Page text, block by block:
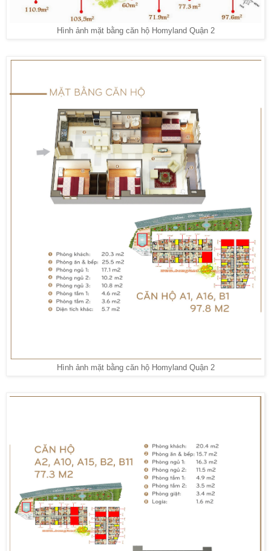
Hình ảnh mặt bằng căn hộ Homyland Quận 2
Hình ảnh mặt bằng căn hộ Homyland Quận 2